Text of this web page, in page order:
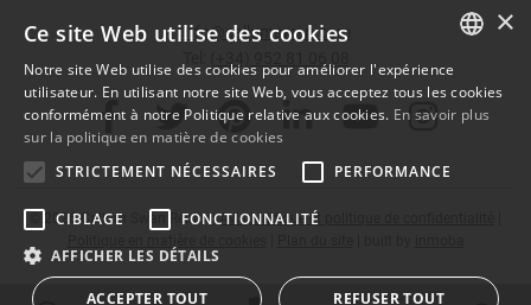
info@callumswan.com
© 2026Callum Swan Realty|Avis juridique et politique de confidentialité
ENGLISH
SPANISH
FRENCH
×
Ce site Web utilise des cookies
Notre site Web utilise des cookies pour améliorer l'expérience
utilisateur. En utilisant notre site Web, vous acceptez tous les cookies
conformément à notre Politique relative aux cookies. En savoir plus
sur la politique en matière de cookies
STRICTEMENT NÉCESSAIRES
PERFORMANCE
CIBLAGE
FONCTIONNALITÉ
AFFICHER LES DÉTAILS
ACCEPTER TOUT REFUSER TOUT